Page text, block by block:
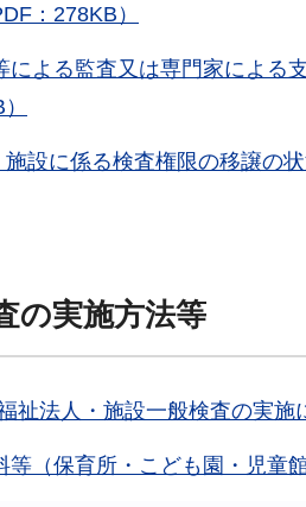
：278KB）
による監査又は専門家による
設に係る検査権限の移譲の状
の実施方法等
祉法人・施設一般検査の実施
（保育所・こども園・児童